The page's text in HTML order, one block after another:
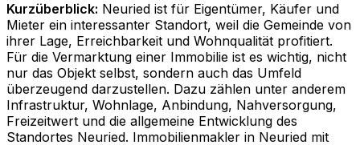
Kurzüberblick: Neuried ist für Eigentümer, Käufer und
Mieter ein interessanter Standort, weil die Gemeinde von
ihrer Lage, Erreichbarkeit und Wohnqualität profitiert.
Für die Vermarktung einer Immobilie ist es wichtig, nicht
nur das Objekt selbst, sondern auch das Umfeld
überzeugend darzustellen. Dazu zählen unter anderem
Infrastruktur, Wohnlage, Anbindung, Nahversorgung,
Freizeitwert und die allgemeine Entwicklung des
Standortes Neuried. Immobilienmakler in Neuried mit